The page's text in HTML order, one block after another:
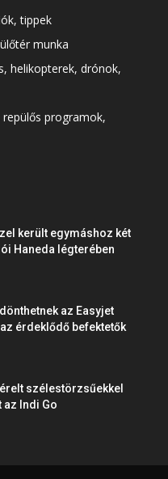
tippek
munka
helikopterek, drónok,
repülős programok,
került egymáshoz két
Haneda légterében
az Easyjet
érdeklődő befektetők
szélestörzsűekkel
Indi Go